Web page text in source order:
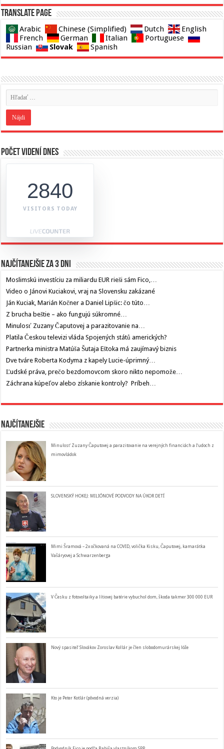
Translate page
Arabic Chinese (Simplified) Dutch
English
French
German Italian
Portuguese
Russian
Slovak Spanish
Počet videní dnes
2840
VISITORS TODAY
Najčítanejšie za 3 dni
Moslimskú investíciu za miliardu EUR rieši sám Fico,…
Video o Jánovi Kuciakovi, vraj na Slovensku zakázané
Ján Kuciak, Marián Kočner a Daniel Lipšic: čo túto…
Z brucha beštie – ako fungujú súkromné…
Minulosť Zuzany Čaputovej a parazitovanie na…
Platila Českou televizi vláda Spojených států amerických?
Partnerka ministra Matúša Šutaja Eštoka má zaujímavý biznis
Dve tváre Roberta Kodyma z kapely Lucie-úprimný…
Ľudské práva, prečo bezdomovcom skoro nikto nepomože…
Záchrana kúpeľov alebo získanie kontroly? Príbeh…
Najčítanejšie
Minulosť Zuzany Čaputovej a parazitovanie na verejných financiách a ľudoch z
mimovládok
SLOVENSKÝ HOKEJ: MILIÓNOVÉ PODVODY NA ÚKOR DETÍ
Mimi Šramová – 2x očkovaná na COVID, volička Kisku, Čaputovej, kamarátka
Vašáryovej a Schwarzenberga
V Česku z fotovoltaiky a lítiovej batérie vybuchol dom, škoda takmer 300 000 EUR
Nový spasiteľ Slovákov Zoroslav Kollár je člen slobodomurárskej lóže
Kto je Peter Kotlár (pôvodná verzia)